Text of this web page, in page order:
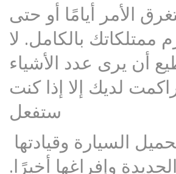
الأمر أيامًا أو حتى
ممتلكاتك بالكامل. لا
أن يرى عدد الأشياء
لديك إلا إذا كنت
ستفعل
أشياء! تم تحميل السيارة وقيادتها
وإفراغها أخيرًا.